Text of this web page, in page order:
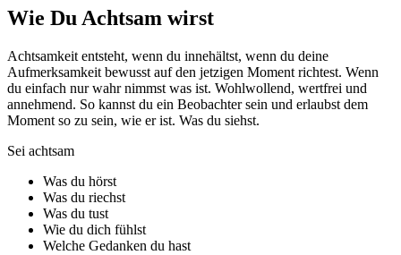
Wie Du Achtsam wirst
Achtsamkeit entsteht, wenn du innehältst, wenn du deine
Aufmerksamkeit bewusst auf den jetzigen Moment richtest. Wenn
du einfach nur wahr nimmst was ist. Wohlwollend, wertfrei und
annehmend. So kannst du ein Beobachter sein und erlaubst dem
Moment so zu sein, wie er ist. Was du siehst.
Sei achtsam
Was du hörst
Was du riechst
Was du tust
Wie du dich fühlst
Welche Gedanken du hast